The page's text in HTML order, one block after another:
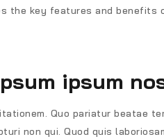
the key features and
ipsum
Quo pariatur beatae
non qui. Quod quis